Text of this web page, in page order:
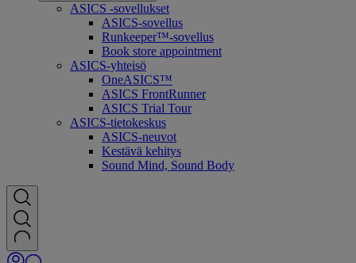
ASICS -sovellukset
ASICS-sovellus
Runkeeper™-sovellus
Book store appointment
ASICS-yhteisö
OneASICS™
ASICS FrontRunner
ASICS Trial Tour
ASICS-tietokeskus
ASICS-neuvot
Kestävä kehitys
Sound Mind, Sound Body